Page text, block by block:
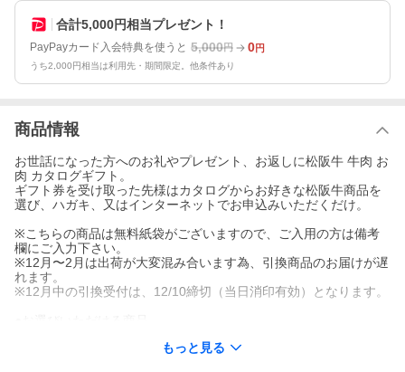
合計5,000円相当プレゼント！
PayPayカード入会特典を使うと 5,000円 0円
うち2,000円相当は利用先・期間限定。他条件あり
商品情報
お世話になった方へのお礼やプレゼント、お返しに松阪牛 牛肉 お
肉 カタログギフト。
ギフト券を受け取った先様はカタログからお好きな松阪牛商品を
選び、ハガキ、又はインターネットでお申込みいただくだけ。
※こちらの商品は無料紙袋がございますので、ご入用の方は備考
欄にご入力下さい。
※12月〜2月は出荷が大変混み合います為、引換商品のお届けが遅
れます。
※12月中の引換受付は、12/10締切（当日消印有効）となります。
IA-2松阪牛焼肉(肩・モモ・バラ)150g
もっと見る